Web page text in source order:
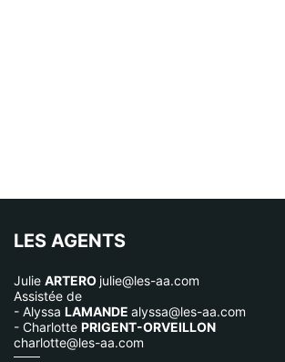
LES AGENTS
Julie ARTERO julie@les-aa.com
Assistée de
- Alyssa LAMANDE alyssa@les-aa.com
- Charlotte PRIGENT-ORVEILLON
charlotte@les-aa.com